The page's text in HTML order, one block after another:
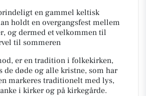
en gammel keltisk
holdt en overgangsfest mellem
og dermed et velkommen til
til sommeren
er en tradition i folkekirken,
de døde og alle kristne, som har
markeres traditionelt med lys,
i kirker og på kirkegårde.